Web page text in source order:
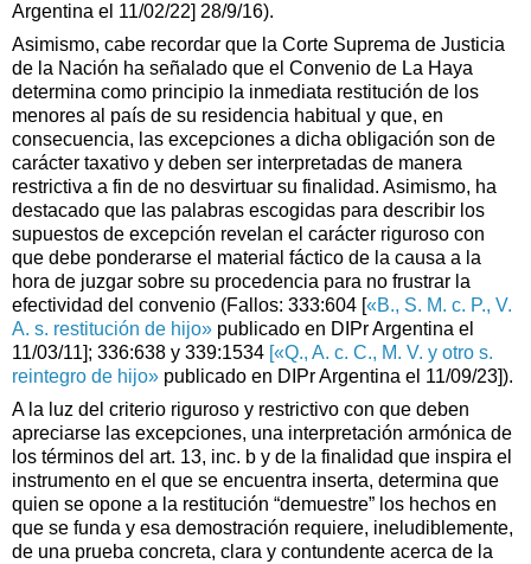
Argentina el 11/02/22] 28/9/16).
Asimismo, cabe recordar que la Corte Suprema de Justicia
de la Nación ha señalado que el Convenio de La Haya
determina como principio la inmediata restitución de los
menores al país de su residencia habitual y que, en
consecuencia, las excepciones a dicha obligación son de
carácter taxativo y deben ser interpretadas de manera
restrictiva a fin de no desvirtuar su finalidad. Asimismo, ha
destacado que las palabras escogidas para describir los
supuestos de excepción revelan el carácter riguroso con
que debe ponderarse el material fáctico de la causa a la
hora de juzgar sobre su procedencia para no frustrar la
efectividad del convenio (Fallos: 333:604 [«B., S. M. c. P., V.
A. s. restitución de hijo» publicado en DIPr Argentina el
11/03/11]; 336:638 y 339:1534 [«Q., A. c. C., M. V. y otro s.
reintegro de hijo» publicado en DIPr Argentina el 11/09/23]).
A la luz del criterio riguroso y restrictivo con que deben
apreciarse las excepciones, una interpretación armónica de
los términos del art. 13, inc. b y de la finalidad que inspira el
instrumento en el que se encuentra inserta, determina que
quien se opone a la restitución “demuestre” los hechos en
que se funda y esa demostración requiere, ineludiblemente,
de una prueba concreta, clara y contundente acerca de la